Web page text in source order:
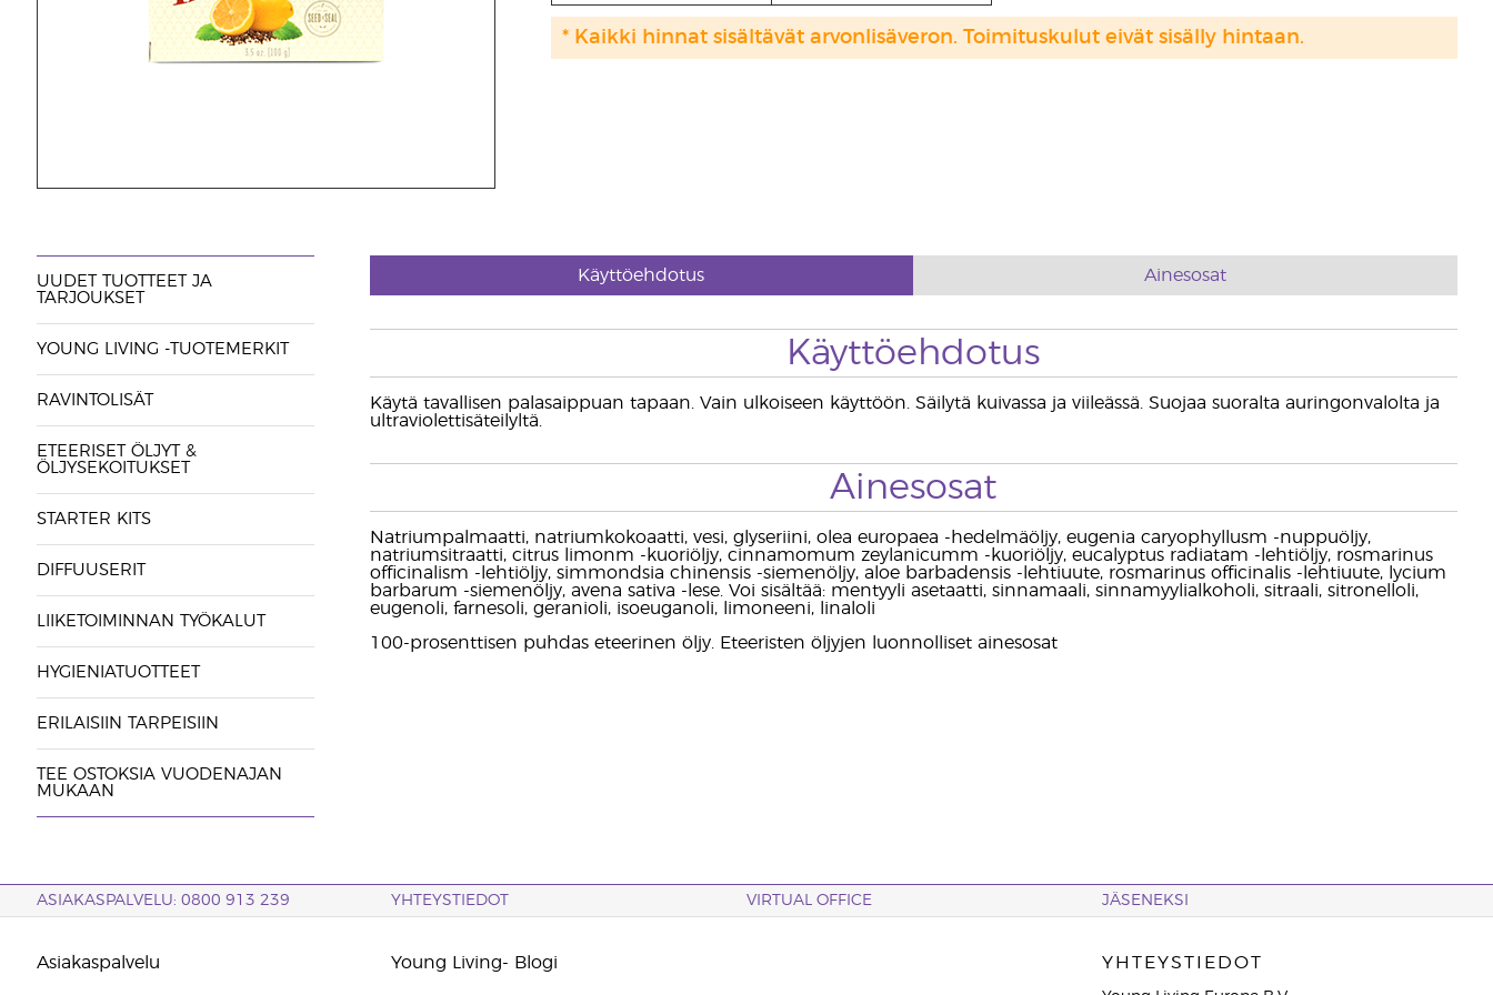
* Kaikki hinnat sisältävät arvonlisäveron. Toimituskulut eivät sisälly hintaan.
UUDET TUOTTEET JA
TARJOUKSET
YOUNG LIVING -TUOTEMERKIT
RAVINTOLISÄT
ETEERISET ÖLJYT &
ÖLJYSEKOITUKSET
STARTER KITS
DIFFUUSERIT
LIIKETOIMINNAN TYÖKALUT
HYGIENIATUOTTEET
ERILAISIIN TARPEISIIN
TEE OSTOKSIA VUODENAJAN
MUKAAN
Käyttöehdotus Ainesosat
Käyttöehdotus
Käytä tavallisen palasaippuan tapaan. Vain ulkoiseen käyttöön. Säilytä kuivassa ja viileässä. Suojaa suoralta auringonvalolta ja
ultraviolettisäteilyltä.
Ainesosat
Natriumpalmaatti, natriumkokoaatti, vesi, glyseriini, olea europaea -hedelmäöljy, eugenia caryophyllusm -nuppuöljy,
natriumsitraatti, citrus limonm -kuoriöljy, cinnamomum zeylanicumm -kuoriöljy, eucalyptus radiatam -lehtiöljy, rosmarinus
officinalism -lehtiöljy, simmondsia chinensis -siemenöljy, aloe barbadensis -lehtiuute, rosmarinus officinalis -lehtiuute, lycium
barbarum -siemenöljy, avena sativa -lese. Voi sisältää: mentyyli asetaatti, sinnamaali, sinnamyylialkoholi, sitraali, sitronelloli,
eugenoli, farnesoli, geranioli, isoeuganoli, limoneeni, linaloli
100-prosenttisen puhdas eteerinen öljy. Eteeristen öljyjen luonnolliset ainesosat
ASIAKASPALVELU: 0800 913 239 YHTEYSTIEDOT VIRTUAL OFFICE JÄSENEKSI
Asiakaspalvelu Young Living- Blogi YHTEYSTIEDOT